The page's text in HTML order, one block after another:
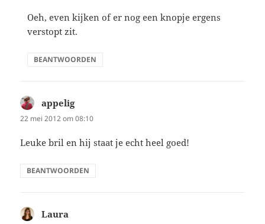
Oeh, even kijken of er nog een knopje ergens
verstopt zit.
BEANTWOORDEN
appeligschreef:
22 mei 2012 om 08:10
Leuke bril en hij staat je echt heel goed!
BEANTWOORDEN
Laura